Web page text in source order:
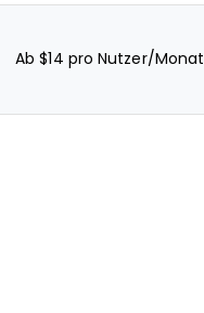
Ab $14 pro Nutzer/Monat